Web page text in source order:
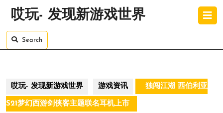
哎玩- 发现新游戏世界
Search
哎玩- 发现新游戏世界 游戏资讯 独闯江湖 西伯利亚
S21梦幻西游剑侠客主题联名耳机上市